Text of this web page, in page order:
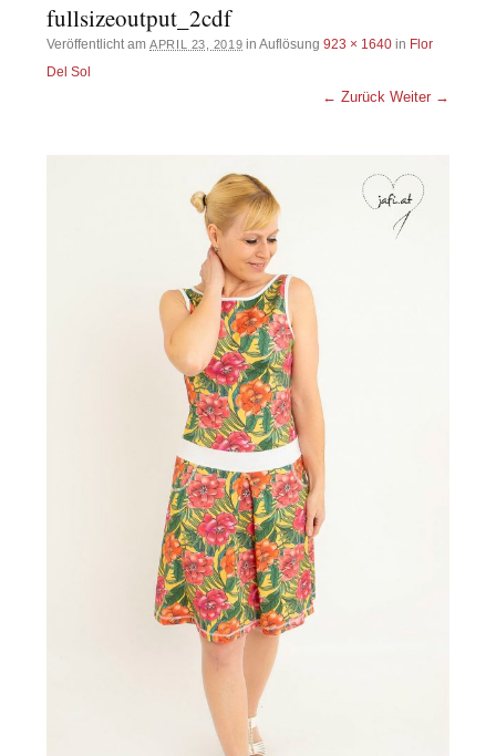
fullsizeoutput_2cdf
Veröffentlicht amAPRIL 23, 2019 in Auflösung923 × 1640 in Flor
Del Sol
← Zurück Weiter →